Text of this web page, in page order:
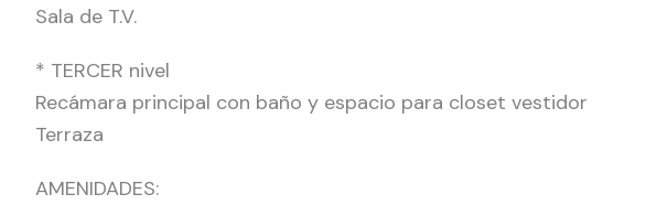
Sala de T.V.
* TERCER nivel
Recámara principal con baño y espacio para closet vestidor
Terraza
AMENIDADES: